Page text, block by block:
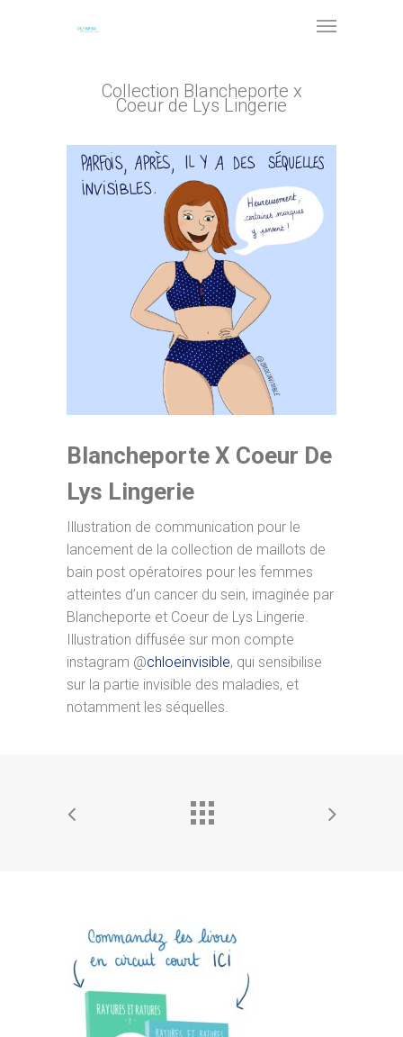
Collection Blancheporte x
Coeur de Lys Lingerie
Blancheporte X Coeur De
Lys Lingerie
Illustration de communication pour le
lancement de la collection de maillots de
bain post opératoires pour les femmes
atteintes d’un cancer du sein, imaginée par
Blancheporte et Coeur de Lys Lingerie.
Illustration diffusée sur mon compte
instagram @chloeinvisible, qui sensibilise
sur la partie invisible des maladies, et
notamment les séquelles.